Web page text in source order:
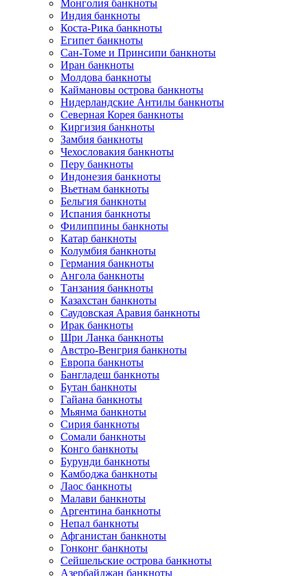
Монголия банкноты
Индия банкноты
Коста-Рика банкноты
Египет банкноты
Сан-Томе и Принсипи банкноты
Иран банкноты
Молдова банкноты
Каймановы острова банкноты
Нидерландские Антилы банкноты
Северная Корея банкноты
Киргизия банкноты
Замбия банкноты
Чехословакия банкноты
Перу банкноты
Индонезия банкноты
Вьетнам банкноты
Бельгия банкноты
Испания банкноты
Филиппины банкноты
Катар банкноты
Колумбия банкноты
Германия банкноты
Ангола банкноты
Танзания банкноты
Казахстан банкноты
Саудовская Аравия банкноты
Ирак банкноты
Шри Ланка банкноты
Австро-Венгрия банкноты
Европа банкноты
Бангладеш банкноты
Бутан банкноты
Гайана банкноты
Мьянма банкноты
Сирия банкноты
Сомали банкноты
Конго банкноты
Бурунди банкноты
Камбоджа банкноты
Лаос банкноты
Малави банкноты
Аргентина банкноты
Непал банкноты
Афганистан банкноты
Гонконг банкноты
Сейшельские острова банкноты
Азербайджан банкноты